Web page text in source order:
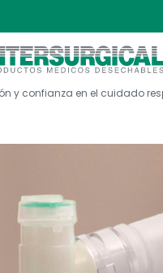
y confianza en el cuidado